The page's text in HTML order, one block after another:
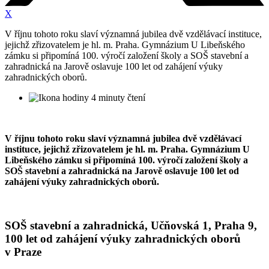
X
V říjnu tohoto roku slaví významná jubilea dvě vzdělávací instituce,
jejichž zřizovatelem je hl. m. Praha. Gymnázium U Libeňského
zámku si připomíná 100. výročí založení školy a SOŠ stavební a
zahradnická na Jarově oslavuje 100 let od zahájení výuky
zahradnických oborů.
4 minuty čtení
V říjnu tohoto roku slaví významná jubilea dvě vzdělávací
instituce, jejichž zřizovatelem je hl. m. Praha. Gymnázium U
Libeňského zámku si připomíná 100. výročí založení školy a
SOŠ stavební a zahradnická na Jarově oslavuje 100 let od
zahájení výuky zahradnických oborů.
SOŠ stavební a zahradnická, Učňovská 1, Praha 9,
100 let od zahájení výuky zahradnických oborů
v Praze